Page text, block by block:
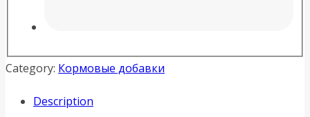
Category: Кормовые добавки
Description